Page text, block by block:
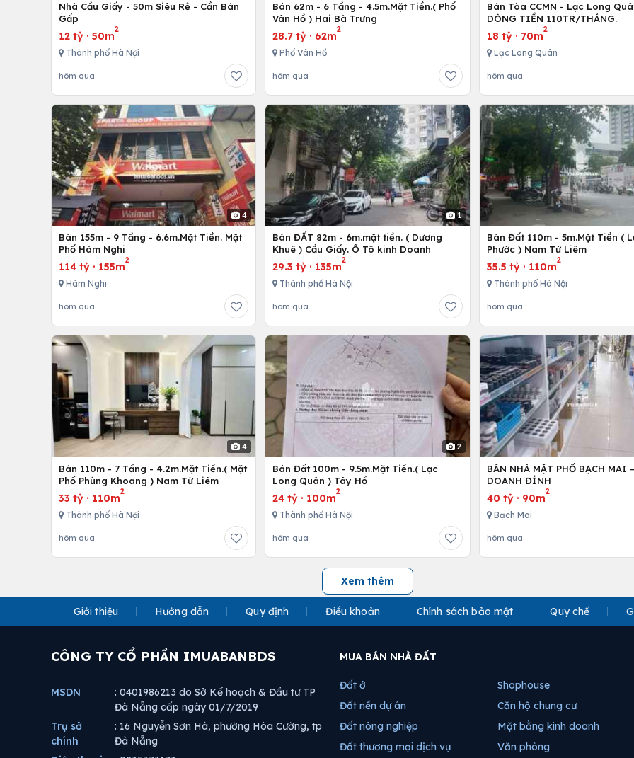
Nhà Cầu Giấy - 50m Siêu Rẻ - Cần Bán
Gấp
12 tỷ · 50m
2
Thành phố Hà Nội
hôm qua
Bán 62m - 6 Tầng - 4.5m.Mặt Tiền.( Phố
Vân Hồ ) Hai Bà Trưng
28.7 tỷ · 62m
2
Phố Vân Hồ
hôm qua
Bán Tòa CCMN - Lạc Long
DÒNG TIỀN 110TR/THÁNG.
18 tỷ· 70m
2
Lạc Long Quân
hôm qua
4
Bán 155m - 9 Tầng - 6.6m.Mặt Tiền. Mặt
Phố Hàm Nghi
114 tỷ · 155m
2
Hàm Nghi
hôm qua
1
Bán ĐẤT 82m - 6m.mặt tiền. ( Dương
Khuê ) Cầu Giấy. Ô Tô kinh Doanh
29.3 tỷ · 135m
2
Thành phố Hà Nội
hôm qua
Bán Đất 110m - 5m.Mặt Tiền (
Phước ) Nam Từ Liêm
35.5 tỷ· 110m
2
Thành phố Hà Nội
hôm qua
4
Bán 110m - 7 Tầng - 4.2m.Mặt Tiền.( Mặt
Phố Phùng Khoang ) Nam Từ Liêm
33 tỷ · 110m
2
Thành phố Hà Nội
hôm qua
2
Bán Đất 100m - 9.5m.Mặt Tiền.( Lạc
Long Quân ) Tây Hồ
24 tỷ · 100m
2
Thành phố Hà Nội
hôm qua
BÁN NHÀ MẶT PHỐ BẠCH MAI
DOANH ĐỈNH
40 tỷ· 90m
2
Bạch Mai
hôm qua
Xem thêm
Giới thiệu Hướng dẫn Quy định Điều khoản Chính sách bảo mật Quy chế
CÔNG TY CỔ PHẦN IMUABANBDS
MSDN
: 0401986213 do Sở Kế hoạch & Đầu tư TP
Đà Nẵng cấp ngày 01/7/2019
Trụ sở
chính
: 16 Nguyễn Sơn Hà, phường Hòa Cường, tp
Đà Nẵng
MUA BÁN NHÀ ĐẤT
Đất ở
Đất nền dự án
Đất nông nghiệp
Đất thương mại dịch vụ
Shophouse
Căn hộ chung cư
Mặt bằng kinh doanh
Văn phòng